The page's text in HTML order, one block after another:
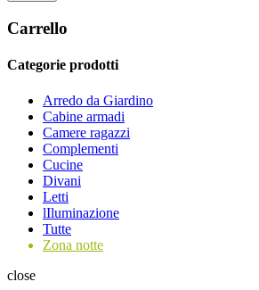
Carrello
Categorie prodotti
Arredo da Giardino
Cabine armadi
Camere ragazzi
Complementi
Cucine
Divani
Letti
lIluminazione
Tutte
Zona notte
close